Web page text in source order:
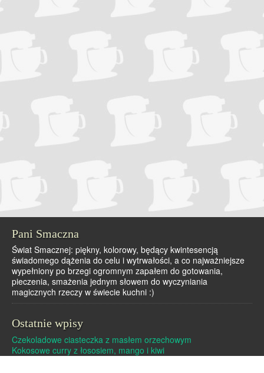
Pani Smaczna
Świat Smacznej: piękny, kolorowy, będący kwintesencją
świadomego dążenia do celu i wytrwałości, a co najważniejsze
wypełniony po brzegi ogromnym zapałem do gotowania,
pieczenia, smażenia jednym słowem do wyczyniania
magicznych rzeczy w świecie kuchni :)
Ostatnie wpisy
Czekoladowe ciasteczka z masłem orzechowym
Kokosowe curry z łososiem, mango i kiwi